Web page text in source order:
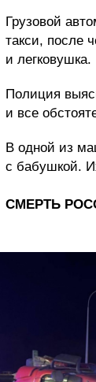
Грузовой
такси, после
и легковушка.
Полиция
и все
В одной из
с бабушкой.
СМЕРТЬ